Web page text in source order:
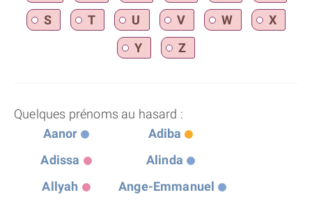
S
T U V W
X
Y
Z
Quelques prénoms au hasard :
Aanor
Adiba
Adissa
Alinda
Allyah
Ange-Emmanuel